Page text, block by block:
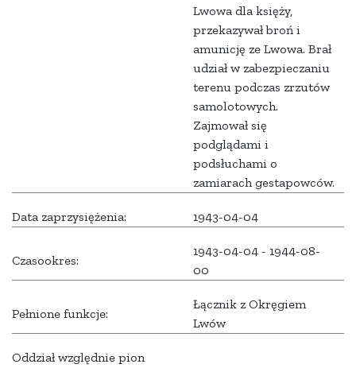
Lwowa dla księży,
przekazywał broń i
amunicję ze Lwowa. Brał
udział w zabezpieczaniu
terenu podczas zrzutów
samolotowych.
Zajmował się
podglądami i
podsłuchami o
zamiarach gestapowców.
Data zaprzysiężenia: 1943-04-04
Czasookres:
1943-04-04 - 1944-08-
00
Pełnione funkcje:
Łącznik z Okręgiem
Lwów
Oddział względnie pion